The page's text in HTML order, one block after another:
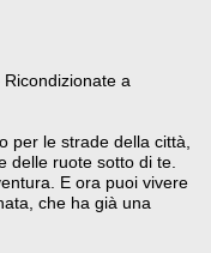
a
per le strade della città,
delle ruote sotto di te.
E ora puoi vivere
che ha già una